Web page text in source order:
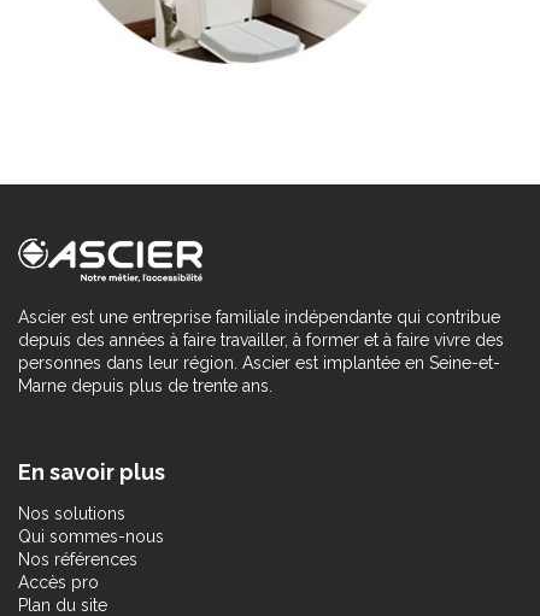
Ascier est une entreprise familiale indépendante qui contribue
depuis des années à faire travailler, à former et à faire vivre des
personnes dans leur région. Ascier est implantée en Seine-et-
Marne depuis plus de trente ans.
En savoir plus
Nos solutions
Qui sommes-nous
Nos références
Accès pro
Plan du site